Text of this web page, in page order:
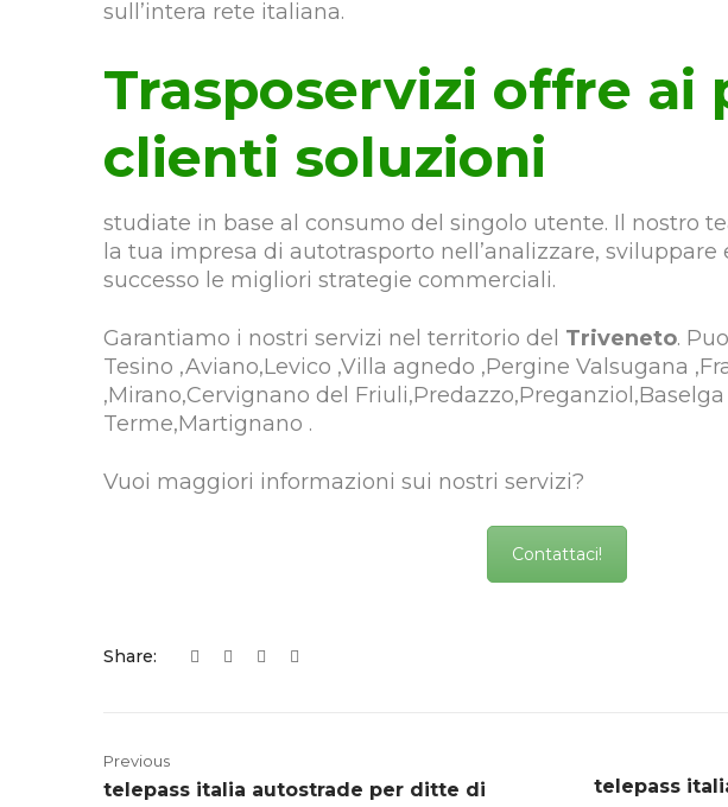
sull’intera rete italiana.
Trasposervizi offre ai
clienti soluzioni
studiate in base al consumo del singolo utente. Il nostro
la tua impresa di autotrasporto nell’analizzare,
successo le migliori strategie commerciali.
Garantiamo i nostri servizi nel territorio del Triveneto.
Tesino ,Aviano,Levico ,Villa agnedo ,Pergine Valsugana
,Mirano,Cervignano del
Terme,Martignano .
Vuoi maggiori informazioni sui nostri servizi?
Contattaci!
Share:
Previous
telepass italia autostrade per ditte di
telepass